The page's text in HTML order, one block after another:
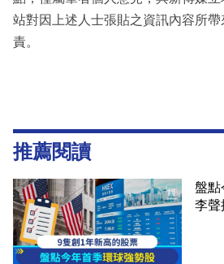
站對因上述人士張貼之資訊內容所
責。
推薦閱讀
盤點
李聲